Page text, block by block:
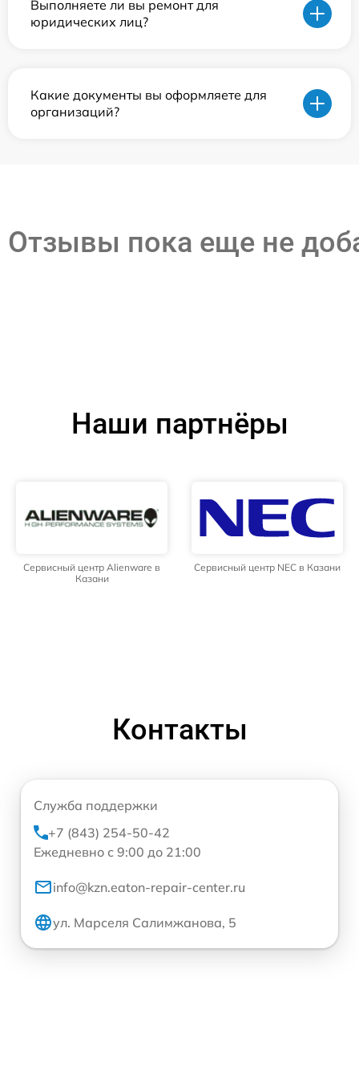
Выполняете ли вы ремонт для
юридических лиц?
Какие документы вы оформляете для
организаций?
Отзывы пока еще не
Наши партнёры
Сервисный центр Alienware в
Казани
Сервисный центр NEC в Казани
Контакты
Служба поддержки
+7 (843) 254-50-42
Ежедневно с 9:00 до 21:00
info@kzn.eaton-repair-center.ru
ул. Марселя Салимжанова, 5